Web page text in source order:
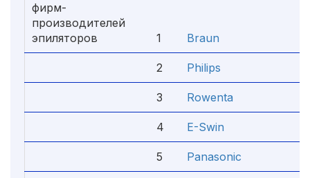
фирм-
производителей
эпиляторов
1 Braun
2 Philips
3 Rowenta
4 E-Swin
5 Panasonic